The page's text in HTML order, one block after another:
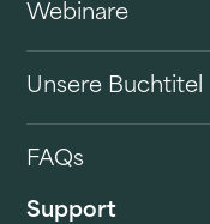
Webinare
Unsere Buchtitel
FAQs
Support